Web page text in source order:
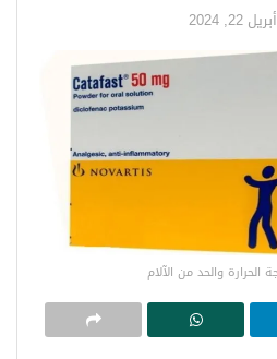
أبريل 22, 2024